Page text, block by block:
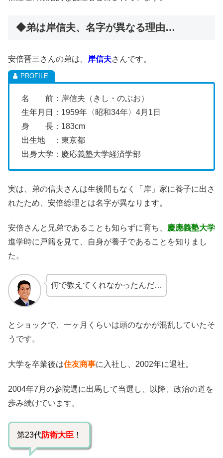
◆弟は岸信夫、名字が異なる理由…
安倍晋三さんの弟は、 岸信夫さんです。
名 前：岸信夫（きし・のぶお）
生年月日：1959年〈昭和34年〉4月1日
身 長：183cm
出生地 ：東京都
出身大学：慶応義塾大学経済学部
実は、弟の信夫さんは生後間もなく「岸」家に養子に出さ
れたため、安倍総理とは名字が異なります。
安倍さんと兄弟であることも知らずに育ち、
慶應義塾大学
進学時に戸籍を見て、自身が養子であることを知りまし
た。
何で教えてくれなかったんだ…
とショックで、一ヶ月くらいは頭のなかが混乱していたそ
うです。
大学を卒業後は住友商事に入社し、2002年に退社。
2004年7月の参院選に出馬して当選し、以降、政治の道を
歩み続けています。
第23代防衛大臣 ！